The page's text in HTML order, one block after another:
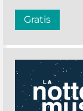
Gratis